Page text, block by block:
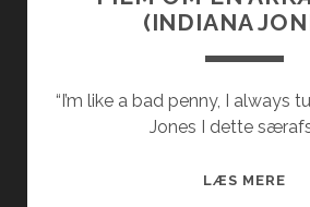
(INDIANA
“I’m like a bad penny, I always
Jones I dette
LÆS MERE